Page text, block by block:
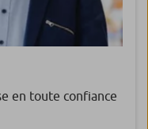
en toute confiance